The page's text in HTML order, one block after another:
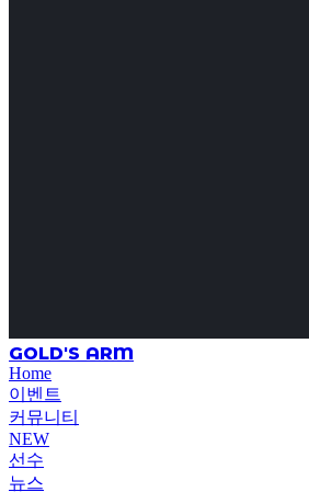
GOLD'S ARM
Home
이벤트
커뮤니티
NEW
선수
뉴스